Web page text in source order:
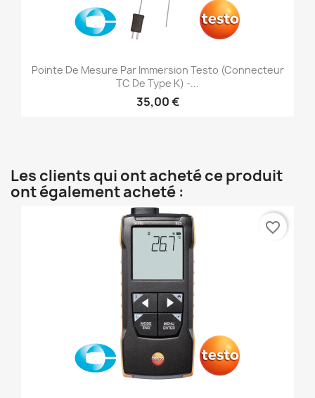
Pointe De Mesure Par Immersion Testo (connecteur
TC De Type K) -...
35,00 €
Les clients qui ont acheté ce produit
ont également acheté :
favorite_border